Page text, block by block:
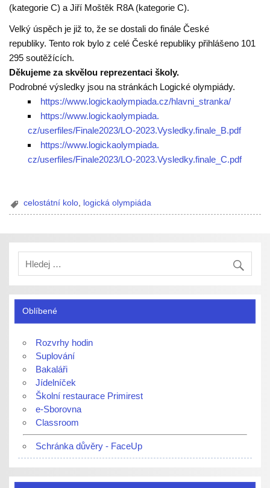
(kategorie C) a Jiří Moštěk R8A (kategorie C).
Velký úspěch je již to, že se dostali do finále České
republiky. Tento rok bylo z celé České republiky přihlášeno 101
295 soutěžících.
Děkujeme za skvělou reprezentaci školy.
Podrobné výsledky jsou na stránkách Logické olympiády.
https://www.logickaolympiada.cz/hlavni_stranka/
https://www.logickaolympiada.
cz/userfiles/Finale2023/LO-2023.Vysledky.finale_B.pdf
https://www.logickaolympiada.
cz/userfiles/Finale2023/LO-2023.Vysledky.finale_C.pdf
celostátní kolo, logická olympiáda
Oblíbené
Rozvrhy hodin
Suplování
Bakaláři
Jídelníček
Školní restaurace Primirest
e-Sborovna
Classroom
Schránka důvěry - FaceUp